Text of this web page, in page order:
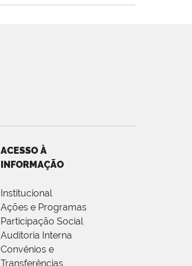
ACESSO À
INFORMAÇÃO
Institucional
Ações e Programas
Participação Social
Auditoria Interna
Convênios e
Transferências